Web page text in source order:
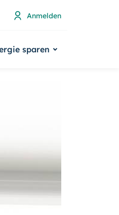
Anmelden
sparen